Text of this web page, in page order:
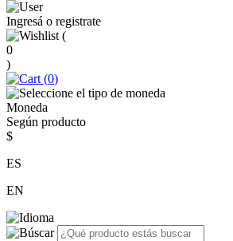
Ingresá o registrate
(
0
)
(0)
Moneda
Según producto
$
ES
EN